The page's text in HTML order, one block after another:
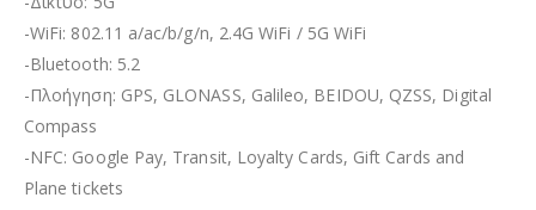
-WiFi: 802.11 a/ac/b/g/n, 2.4G WiFi / 5G WiFi
-Bluetooth: 5.2
-Πλοήγηση: GPS, GLONASS, Galileo, BEIDOU, QZSS, Digital
Compass
-NFC: Google Pay, Transit, Loyalty Cards, Gift Cards and
Plane tickets